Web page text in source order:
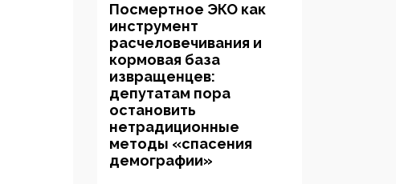
Посмертное ЭКО как
инструмент
расчеловечивания и
кормовая база
извращенцев:
депутатам пора
остановить
нетрадиционные
методы «спасения
демографии»